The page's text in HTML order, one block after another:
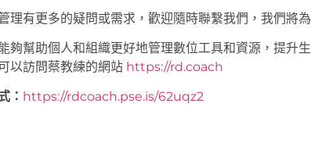
理有更多的疑問或需求，歡迎隨時聯繫我們，我們將
夠幫助個人和組織更好地管理數位工具和資源，提升
以訪問蔡教練的網站 https://rd.coach
： https://rdcoach.pse.is/62uqz2